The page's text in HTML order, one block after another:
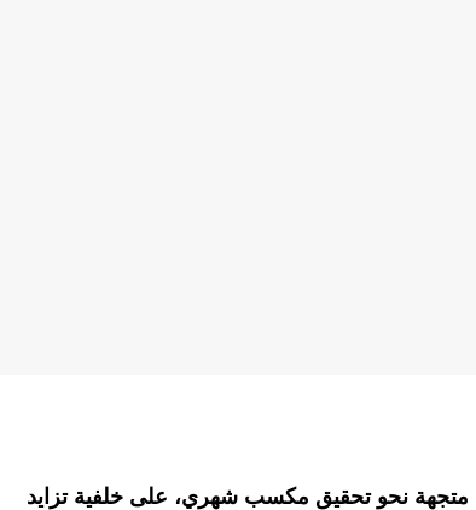
متجهة نحو تحقيق مكسب شهري، على خلفية تزايد